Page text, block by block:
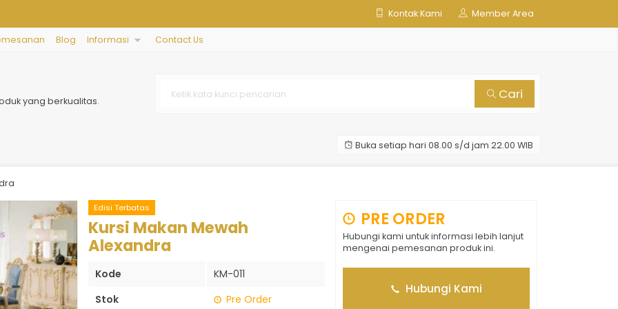
Kontak Kami Member Area
Blog Informasi Contact Us
yang berkualitas. Cari
Buka setiap hari 08.00 s/d jam 22.00 WIB
Edisi Terbatas
Kursi Makan Mewah
Alexandra
Kode
KM-011
Stok
Pre Order
PRE ORDER
Hubungi kami untuk informasi lebih lanjut
mengenai pemesanan produk ini.
Hubungi Kami